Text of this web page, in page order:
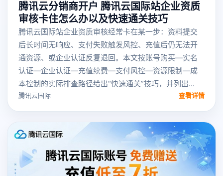
腾讯云分销商开户 腾讯云国际站企业资质
审核卡住怎么办以及快速通关技巧
腾讯云国际站企业资质审核经常卡在某一步：资料提交
后长时间无响应、支付失败触发风控、充值后仍无法开
通资源、或企业认证反复退回。本文按账号购买—实名
认证—企业认证—充值续费—支付风控—资源限制—成
本控制的实际排查路径给出“快速通关”技巧，并列出...
腾讯云国际 查看详情